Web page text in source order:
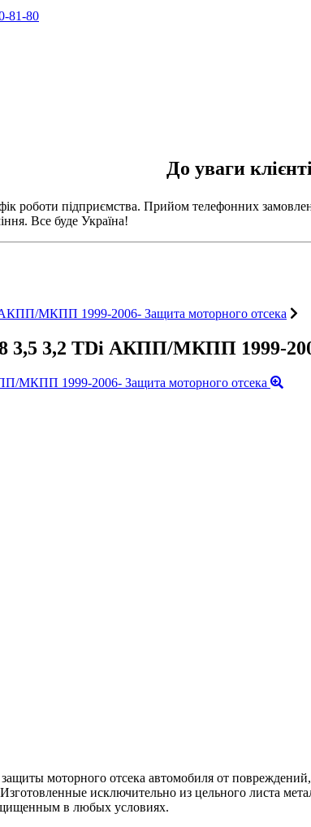
81-80
До уваги
роботи підприємства. Прийом телефонних
Все буде Україна!
МКПП 1999-2006- Защита моторного отсека
3,5 3,2 TDi АКПП/МКПП 1999-
моторного отсека автомобиля от
исключительно из цельного листа
в любых условиях.